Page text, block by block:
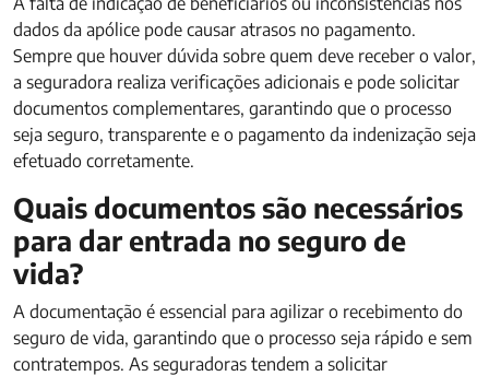
dados da apólice pode causar atrasos no pagamento.
Sempre que houver dúvida sobre quem deve receber o valor,
a seguradora realiza verificações adicionais e pode solicitar
documentos complementares, garantindo que o processo
seja seguro, transparente e o pagamento da indenização seja
efetuado corretamente.
Quais documentos são necessários
para dar entrada no seguro de
vida?
A documentação é essencial para agilizar o recebimento do
seguro de vida, garantindo que o processo seja rápido e sem
contratempos. As seguradoras tendem a solicitar